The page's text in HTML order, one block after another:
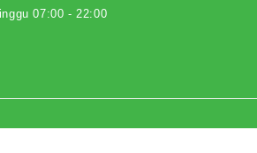
07:00 - 22:00